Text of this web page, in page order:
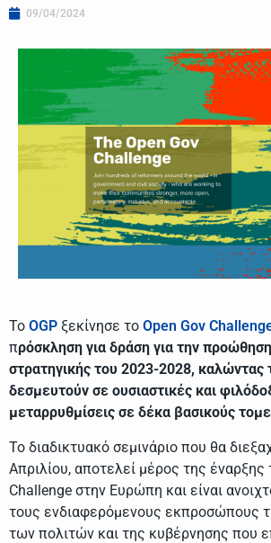
09/04/2024
Το OGP ξεκίνησε το Open Gov
πρόσκληση για δράση για την
στρατηγικής του 2023-2028, καλώντας
δεσμευτούν σε ουσιαστικές και
μεταρρυθμίσεις σε δέκα βασικούς
Το διαδικτυακό σεμινάριο που θα
Απριλίου, αποτελεί μέρος της έναρξης
Challenge στην Ευρώπη και είναι
τους ενδιαφερόμενους εκπροσώπους
των πολιτών και της κυβέρνησης που